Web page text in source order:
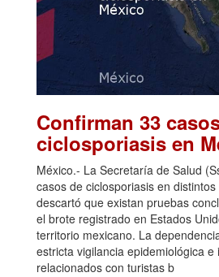
Confirman 33
ciclosporiasis en
México.- La Secretaría de Salud
casos de ciclosporiasis en
descartó que existan pruebas
el brote registrado en Estados
territorio mexicano. La
estricta vigilancia epidemiológica
relacionados con turistas b